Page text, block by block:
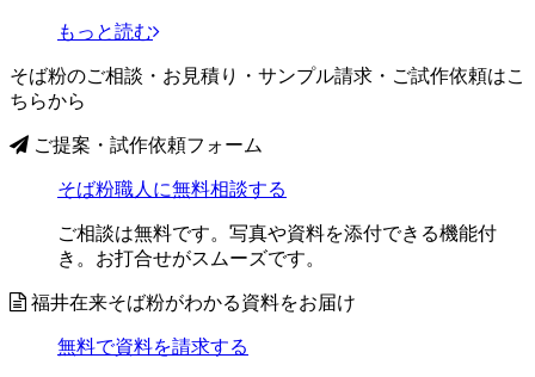
もっと読む
そば粉のご相談・お見積り・サンプル請求・ご試作依頼はこ
ちらから
ご提案・試作依頼フォーム
そば粉職人に無料相談する
ご相談は無料です。写真や資料を添付できる機能付
き。お打合せがスムーズです。
福井在来そば粉がわかる資料をお届け
無料で資料を請求する